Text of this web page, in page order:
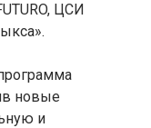
ЦСИ
новые
и